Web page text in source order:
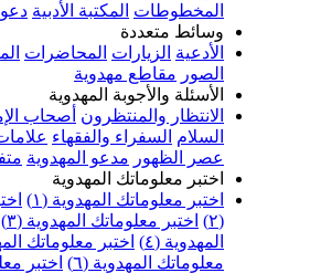
المكتبة الأدبية دعوى اليماني
متعددة
الزيارات المحاضرات المراثي المواليد
مقاطع مهدوية
والأجوبة المهدوية
والمنتظرون أصحاب الإمام المهدي
السفراء والفقهاء علامات الظهور عصر
مدعو المهدوية متفرقة جميع
معلوماتك المهدوية
معلوماتك المهدوية (١)
اختبر معلوماتك
اختبر معلوماتك المهدوية (٣)
اختبر معلوماتك
اختبر معلوماتك المهدوية (٥)
اختبر
المهدوية (٦)
اختبر معلوماتك المهدوية